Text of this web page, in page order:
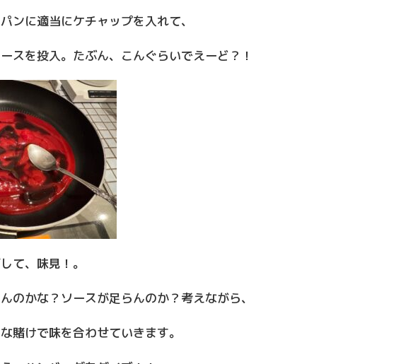
ンに適当にケチャップを入れて、
スを投入。たぶん、こんぐらいでえーど？！
て、味見！。
のかな？ソースが足らんのか？考えながら、
賭けで味を合わせていきます。